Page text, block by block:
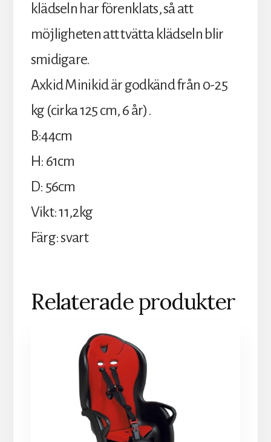
klädseln har förenklats, så att
möjligheten att tvätta klädseln blir
smidigare.
Axkid Minikid är godkänd från 0-25
kg (cirka 125 cm, 6 år).
B:44cm
H: 61cm
D: 56cm
Vikt: 11,2kg
Färg: svart
Relaterade produkter